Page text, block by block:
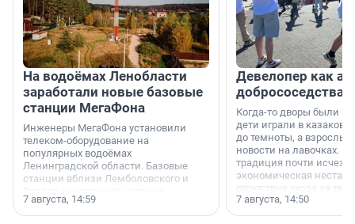
На водоёмах Ленобласти
заработали новые базовые
станции МегаФона
Инженеры МегаФона установили
телеком-оборудование на
популярных водоёмах
Ленинградской области. Базовые
станции вблизи Лемболовского и
недалеко от Большого Тосненского
водопада.
7 августа, 14:59
Девелопер как
добрососедства
Когда-то дворы были
дети играли в казаков-
до темноты, а
новости на лавочках. В
традиция почти
экономическая
отсутствие ухода за
сделали своё дело.
7 августа, 14:50